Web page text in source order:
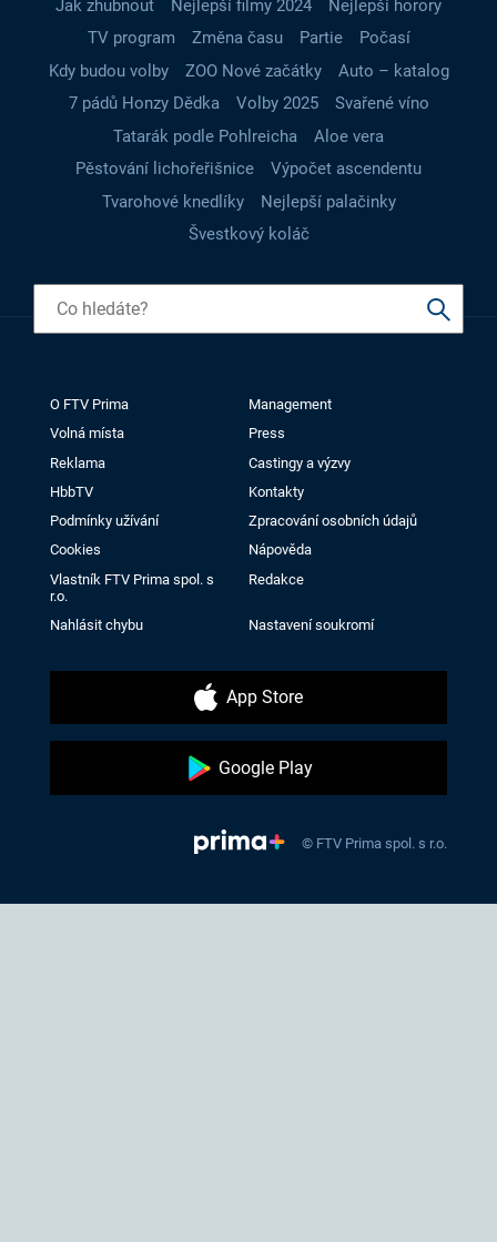
Jak zhubnout Nejlepší filmy 2024
Nejlepší horory
TV program
Změna času Partie
Počasí
Kdy budou volby
ZOO Nové začátky
Auto – katalog
7 pádů Honzy Dědka
Volby 2025
Svařené víno
Tatarák podle Pohlreicha
Aloe vera
Pěstování lichořeřišnice
Výpočet ascendentu
Tvarohové knedlíky
Nejlepší palačinky
Švestkový koláč
O FTV Prima
Management
Volná místa
Press
Reklama
Castingy a výzvy
HbbTV
Kontakty
Podmínky užívání
Zpracování osobních údajů
Cookies
Nápověda
Vlastník FTV Prima spol. s
r.o.
Redakce
Nahlásit chybu Nastavení soukromí
App Store
Google Play
© FTV Prima spol. s r.o.